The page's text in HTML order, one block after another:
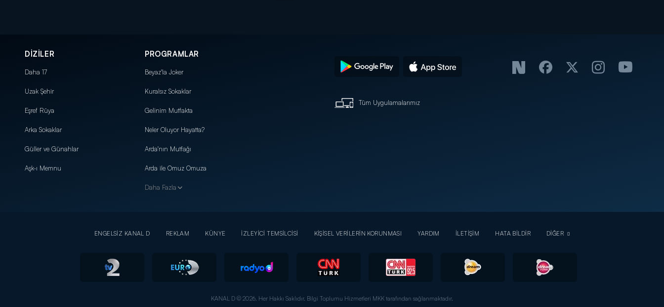
DİZİLER
Daha 17
Uzak Şehir
Eşref Rüya
Arka Sokaklar
Güller ve Günahlar
Aşk-ı Memnu
PROGRAMLAR
Beyaz'la Joker
Kuralsız Sokaklar
Gelinim Mutfakta
Neler Oluyor Hayatta?
Arda'nın Mutfağı
Arda ile Omuz Omuza
Daha Fazla
Tüm Uygulamalarımız
ENGELSİZ KANAL D REKLAM KÜNYE İZLEYİCİ TEMSİLCİSİ KİŞİSEL VERİLERİN KORUNMASI YARDIM İLETİŞİM HATA BİLDİR DİĞER
KANAL D © 2026. Her Hakkı Saklıdır. Bilgi Toplumu Hizmetleri MKK tarafından sağlanmaktadır.